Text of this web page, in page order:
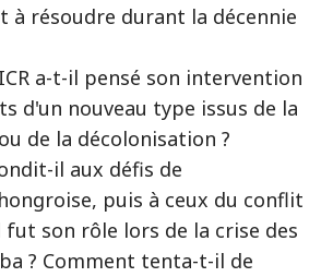
à résoudre durant la décennie
a-t-il pensé son intervention
d'un nouveau type issus de la
de la décolonisation ?
il aux défis de
puis à ceux du conflit
fut son rôle lors de la crise des
? Comment tenta-t-il de